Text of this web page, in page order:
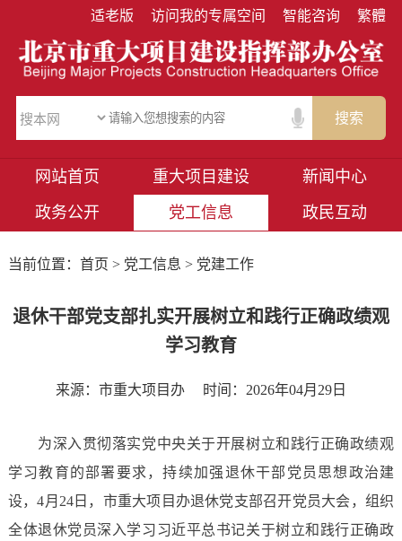
适老版 访问我的专属空间 智能咨询 繁體
搜索
网站首页 重大项目建设
新闻中心
政务公开
党工信息 政民互动
当前位置： 首页 > 党工信息 > 党建工作
退休干部党支部扎实开展树立和践行正确政绩观
学习教育
来源：市重大项目办 时间：2026年04月29日
为深入贯彻落实党中央关于开展树立和践行正确政绩观
学习教育的部署要求，持续加强退休干部党员思想政治建
设，4月24日，市重大项目办退休党支部召开党员大会，组织
全体退休党员深入学习习近平总书记关于树立和践行正确政